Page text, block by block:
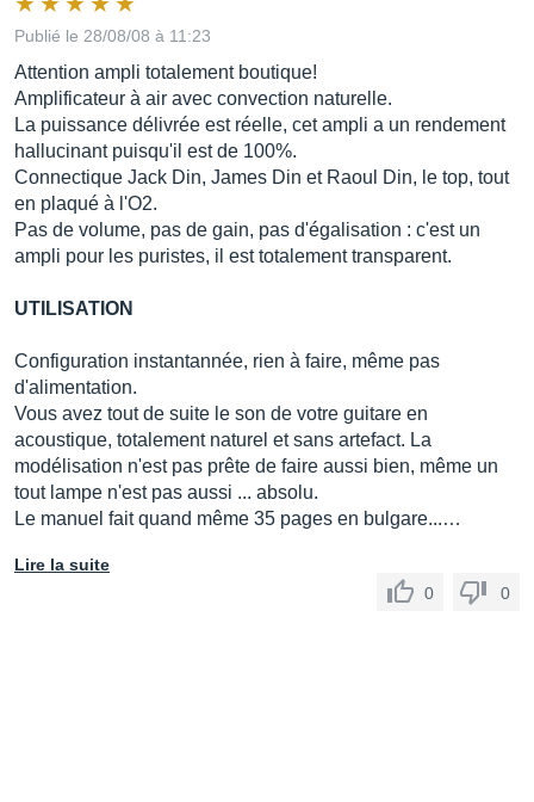
Publié le 28/08/08 à 11:23
Attention ampli totalement boutique!
Amplificateur à air avec convection naturelle.
La puissance délivrée est réelle, cet ampli a un rendement
hallucinant puisqu'il est de 100%.
Connectique Jack Din, James Din et Raoul Din, le top, tout
en plaqué à l'O2.
Pas de volume, pas de gain, pas d'égalisation : c'est un
ampli pour les puristes, il est totalement transparent.
UTILISATION
Configuration instantannée, rien à faire, même pas
d'alimentation.
Vous avez tout de suite le son de votre guitare en
acoustique, totalement naturel et sans artefact. La
modélisation n'est pas prête de faire aussi bien, même un
tout lampe n'est pas aussi ... absolu.
Le manuel fait quand même 35 pages en bulgare...…
Lire la suite
0
0